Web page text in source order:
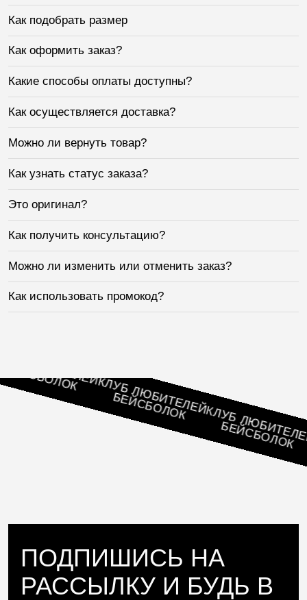
Как подобрать размер
Как оформить заказ?
Какие способы оплаты доступны?
Как осуществляется доставка?
Можно ли вернуть товар?
Как узнать статус заказа?
Это оригинал?
Как получить консультацию?
Можно ли изменить или отменить заказ?
Как использовать промокод?
ПОДПИШИСЬ НА
РАССЫЛКУ И БУДЬ В
КЛУБ ЛЮБИТЕЛЕЙ
БЕЙСБОЛОК КЛУБ ЛЮБИТЕЛЕЙ
БЕЙСБОЛОК